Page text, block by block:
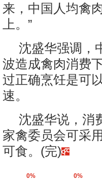
来，中国人均禽
上。”
沈盛华强调，
波造成禽肉消费
过正确烹饪是可
速。
沈盛华说，消
家禽委员会可采
可食。(完)
0% 0%